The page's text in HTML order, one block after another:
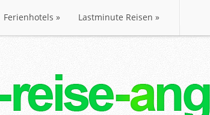
Ferienhotels » Lastminute Reisen »